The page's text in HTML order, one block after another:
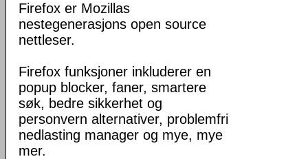
Firefox er Mozillas
nestegenerasjons open source
nettleser.
Firefox funksjoner inkluderer en
popup blocker, faner, smartere
søk, bedre sikkerhet og
personvern alternativer, problemfri
nedlasting manager og mye, mye
mer.